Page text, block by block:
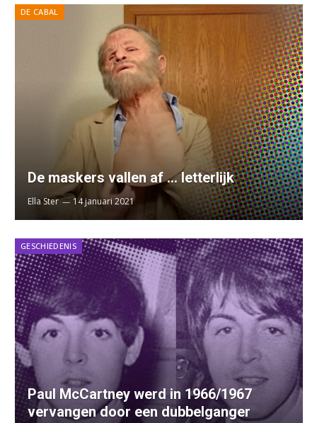
DE CABAL
De maskers vallen af … letterlijk
Ella Ster 14 januari 2021
GESCHIEDENIS
Paul McCartney werd in 1966/1967
vervangen door een dubbelganger